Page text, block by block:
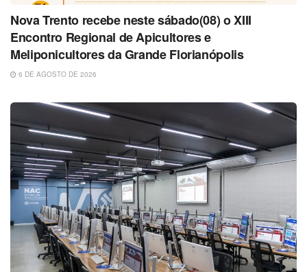
Nova Trento recebe neste sábado(08) o XIII
Encontro Regional de Apicultores e
Meliponicultores da Grande Florianópolis
6 DE AGOSTO DE 2026